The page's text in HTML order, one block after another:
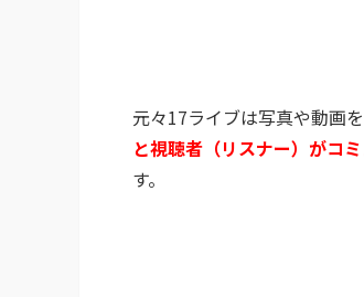
元々17ライブは写真や動画
と視聴者（リスナー）がコ
す。